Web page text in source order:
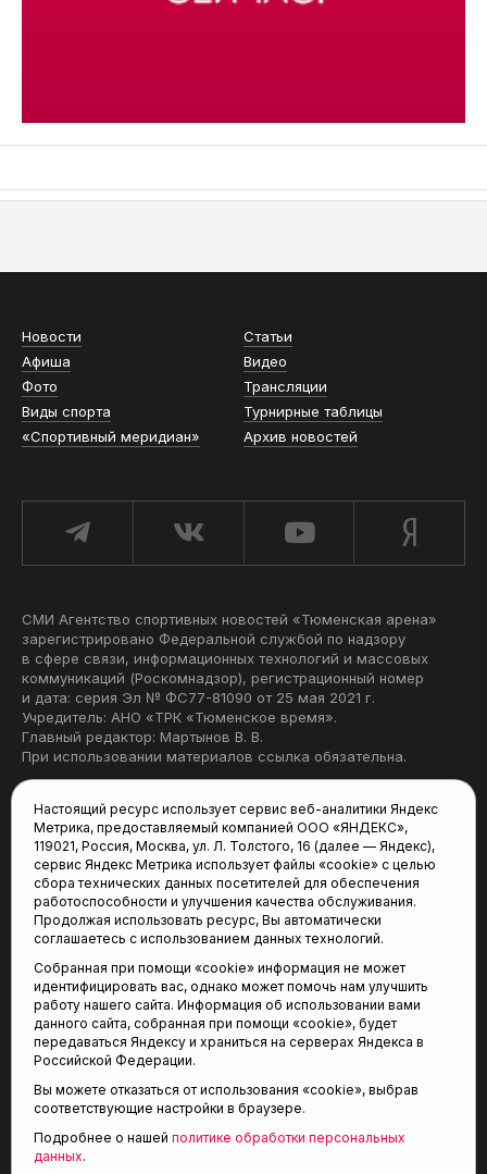
Новости
Статьи
Афиша
Видео
Фото
Трансляции
Виды спорта
Турнирные таблицы
«Спортивный меридиан»
Архив новостей
СМИ Агентство спортивных новостей «Тюменская арена»
зарегистрировано Федеральной службой по надзору
в сфере связи, информационных технологий и массовых
коммуникаций (Роскомнадзор), регистрационный номер
и дата: серия Эл № ФС77-81090 от 25 мая 2021 г.
Учредитель: АНО «ТРК «Тюменское время».
Главный редактор: Мартынов В. В.
При использовании материалов ссылка обязательна.
Редакция:
625035, Тюмень, пр. Геологоразведчиков, 28А
(3452) 68-22-28
tum-arena@mail.ru
Отдел продаж:
(3452) 68-89-78
kotovaev@sibinformburo.ru
© 2001-2026 Агентство спортивных новостей
Настоящий ресурс использует сервис веб-аналитики Яндекс
Метрика, предоставляемый компанией ООО «ЯНДЕКС»,
119021, Россия, Москва, ул. Л. Толстого, 16 (далее — Яндекс),
сервис Яндекс Метрика использует файлы «cookie» с целью
сбора технических данных посетителей для обеспечения
работоспособности и улучшения качества обслуживания.
Продолжая использовать ресурс, Вы автоматически
соглашаетесь с использованием данных технологий.
Собранная при помощи «cookie» информация не может
идентифицировать вас, однако может помочь нам улучшить
работу нашего сайта. Информация об использовании вами
данного сайта, собранная при помощи «cookie», будет
передаваться Яндексу и храниться на серверах Яндекса в
Российской Федерации.
Вы можете отказаться от использования «cookie», выбрав
соответствующие настройки в браузере.
Подробнее о нашей политике обработки персональных
данных.